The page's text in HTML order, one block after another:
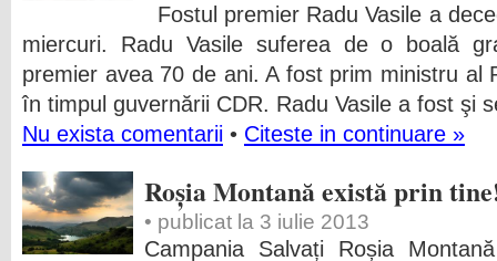
Fostul premier Radu Vasile a
miercuri. Radu Vasile suferea de o boală
premier avea 70 de ani. A fost prim ministru al
în timpul guvernării CDR. Radu Vasile a fost şi
Nu exista comentarii • Citeste in continuare »
Roșia Montană există prin
• publicat la 3 iulie 2013
Campania Salvați Roșia